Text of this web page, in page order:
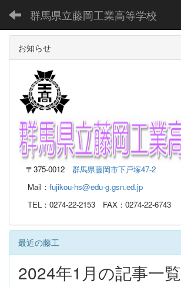
群馬県立藤岡工業高等学校
お知らせ
〒375-0012
群馬県藤岡市下戸塚47-2
Mail： fujikou-hs@edu-g.gsn.ed.jp
TEL：0274-22-2153 FAX：0274-22-6743
最近の藤工
2024年1月の記事一覧